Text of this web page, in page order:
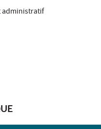
administratif